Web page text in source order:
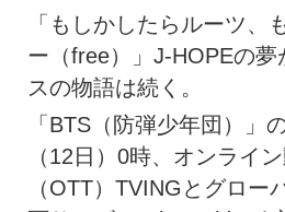
「もしかしたらルーツ、
ー（free）」J-HOPEの
スの物語は続く。
「BTS（防弾少年団）」
（12日）0時、オンライ
（OTT）TVINGとグロー